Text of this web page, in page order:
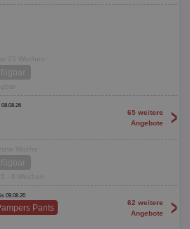
25 Wochen
08.08.26
65 weitere
Angebote
>
Woche
- 6 Wochen
09.08.26
Pants
62 weitere
Angebote
>